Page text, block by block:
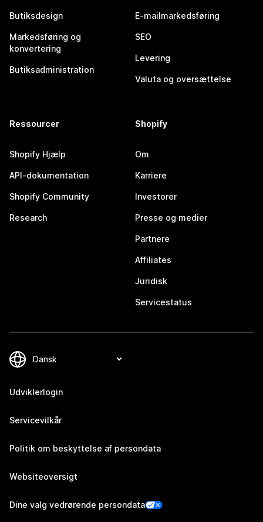
Butiksdesign
Markedsføring og
konvertering
Butiksadministration
E-mailmarkedsføring
SEO
Levering
Valuta og oversættelse
Ressourcer
Shopify Hjælp
API-dokumentation
Shopify Community
Research
Shopify
Om
Karriere
Investorer
Presse og medier
Partnere
Affiliates
Juridisk
Servicestatus
Udviklerlogin
Servicevilkår
Politik om beskyttelse af persondata
Websiteoversigt
Dine valg vedrørende persondata